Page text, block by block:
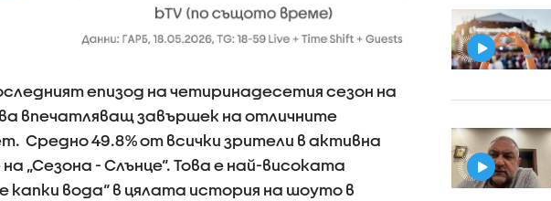
епизод на четиринадесетия сезон на
впечатляващ завършек на отличните
Средно 49.8% от всички зрители в активна
„Сезона - Слънце“. Това е най-високата
капки вода“ в цялата история на шоуто в